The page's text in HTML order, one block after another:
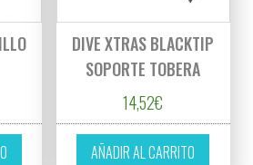
DIVE XTRAS BLACKTIP
SOPORTE TOBERA
14,52€
AÑADIR AL CARRITO